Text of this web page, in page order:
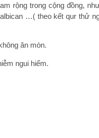
rộng trong cộng đồng,
…( theo kết qur thử
ăn mòn.
ngui hiểm.